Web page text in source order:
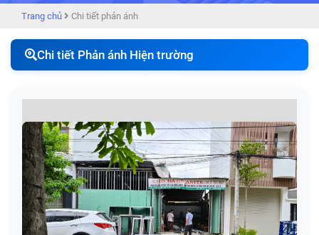
Trang chủ Chi tiết phản ánh
Chi tiết Phản ánh Hiện trường